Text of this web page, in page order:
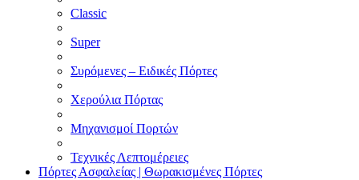
Classic
Super
Συρόμενες – Ειδικές Πόρτες
Χερούλια Πόρτας
Μηχανισμοί Πορτών
Τεχνικές Λεπτομέρειες
Πόρτες Ασφαλείας | Θωρακισμένες Πόρτες